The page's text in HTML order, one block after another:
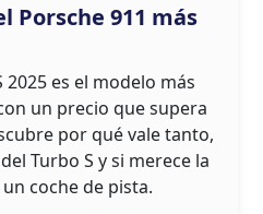
Porsche 911 más
2025 es el modelo más
un precio que supera
por qué vale tanto,
Turbo S y si merece la
coche de pista.